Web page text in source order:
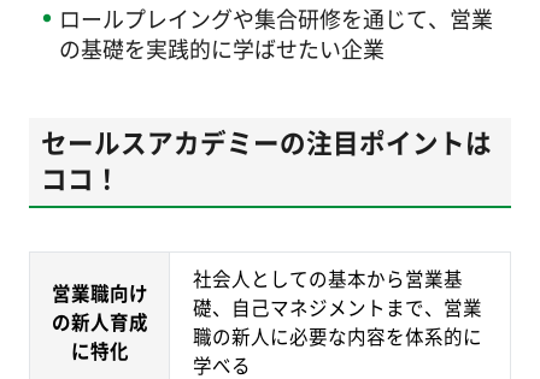
ロールプレイングや集合研修を通じて、営業
の基礎を実践的に学ばせたい企業
セールスアカデミーの注目ポイントは
ココ！
営業職向け
の新人育成
に特化
社会人としての基本から営業基
礎、自己マネジメントまで、営業
職の新人に必要な内容を体系的に
学べる